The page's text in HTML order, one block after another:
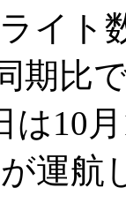
イト
期比
は10
運航